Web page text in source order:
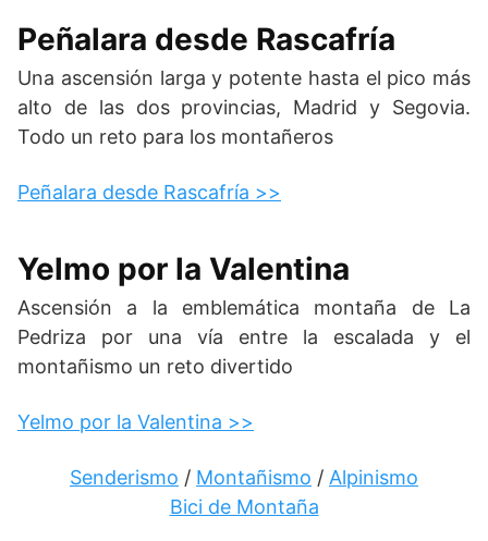
Peñalara desde Rascafría
Una ascensión larga y potente hasta el pico más
alto de las dos provincias, Madrid y Segovia.
Todo un reto para los montañeros
Peñalara desde Rascafría >>
Yelmo por la Valentina
Ascensión a la emblemática montaña de La
Pedriza por una vía entre la escalada y el
montañismo un reto divertido
Yelmo por la Valentina >>
Senderismo / Montañismo / Alpinismo
Bici de Montaña